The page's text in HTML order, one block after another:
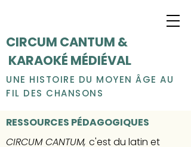
CIRCUM CANTUM &
KARAOKÉ MÉDIÉVAL
UNE HISTOIRE DU MOYEN ÂGE AU
FIL DES CHANSONS
RESSOURCES PÉDAGOGIQUES
CIRCUM CANTUM, c'est du latin et